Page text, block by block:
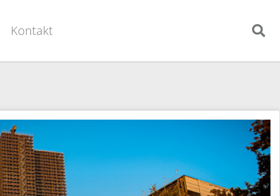
Kontakt